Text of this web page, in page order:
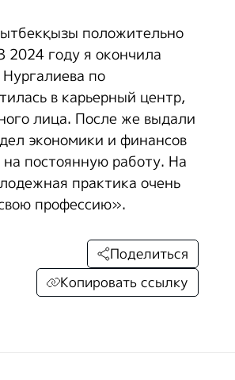
положительно
2024 году я окончила
по
в карьерный центр,
лица. После же выдали
экономики и финансов
постоянную работу. На
практика очень
профессию».
Поделиться
Копировать ссылку